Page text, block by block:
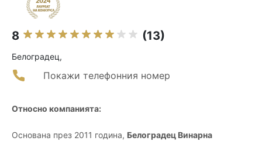
8 (13)
Белоградец,
Покажи телефонния номер
Относно компанията:
Основана през 2011 година, Белоградец Винарна